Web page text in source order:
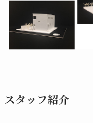
スタッフ紹介